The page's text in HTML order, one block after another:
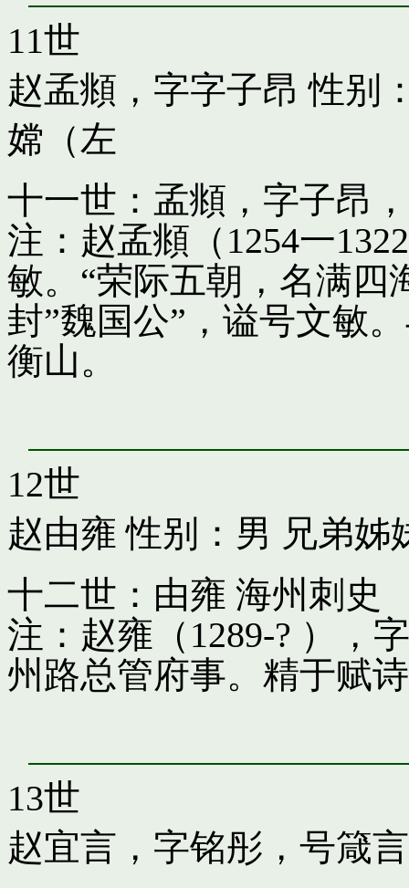
11世
赵孟頫，字字子昂 性别
嫦（左
十一世：孟頫，字子昂
注：赵孟頫（1254一
敏。“荣际五朝，名满四
封”魏国公”，谥号文敏
衡山。
12世
赵由雍 性别：男 兄弟姊
十二世：由雍 海州刺史
注：赵雍（1289-? ），
州路总管府事。精于赋
13世
赵宜言，字铭彤，号箴言